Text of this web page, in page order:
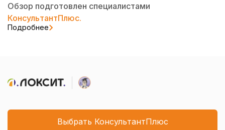
Обзор подготовлен специалистами
КонсультантПлюс.
Подробнее
Выбрать КонсультантПлюс